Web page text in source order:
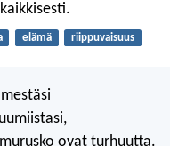
elämä riippuvaisuus
ovat turhuutta.